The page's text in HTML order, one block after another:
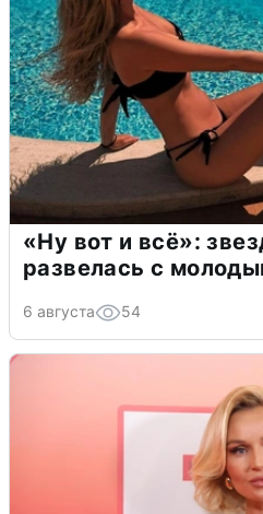
«Ну вот и всё»:
развелась с
6 августа 54